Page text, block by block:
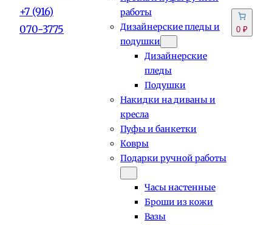
+7 (916)
070-3775
работы
Дизайнерские пледы и
подушки
Дизайнерские
пледы
Подушки
Накидки на диваны и
кресла
Пуфы и банкетки
Ковры
Подарки ручной работы
Часы настенные
Броши из кожи
Вазы
0 ₽